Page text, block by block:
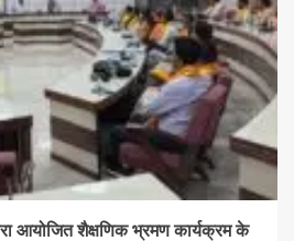
आयोजित शैक्षणिक भ्रमण कार्यक्रम के